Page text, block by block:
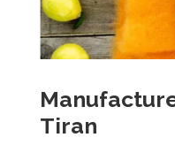
Tiran